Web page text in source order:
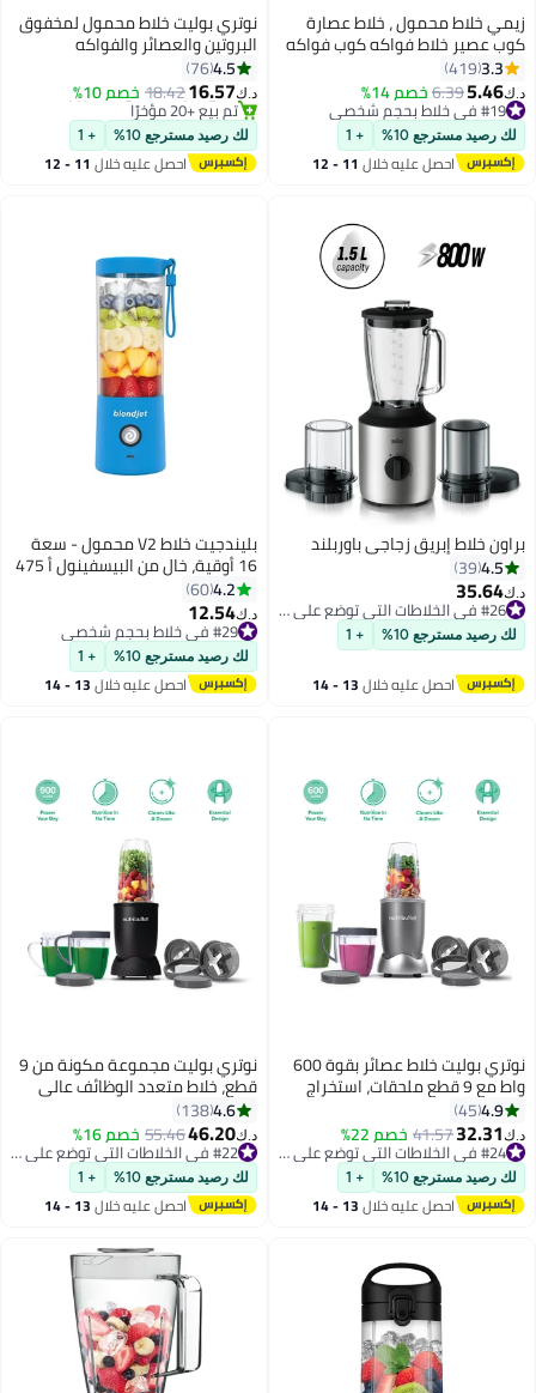
زيمي خلاط محمول ، خلاط عصارة
كوب عصير خلاط فواكه كوب فواكه
محمول ، كوب عصير بحجم شخصي
قابل لإعادة الشحن USB ، خلاط
شخصي للعصائر والعصائر ، كوب
عصير للسفر 400 مل
3.3
419
د.ك‏5.46
6.39خصم 14% #19 في خلاط بحجم شخصي
تم بيع +20 مؤخرًا
#19 في خلاط بحجم شخصي
لك رصيد مسترجع 10% + 1
احصل عليه خلال 11 - 12
نوتري بوليت خلاط محمول لمخفوق
البروتين والعصائر والفواكه
المجمدة والثلج، بلاستيك تريتان،
خالي من مادة BPA مع غطاء رشفة
بمقبض، بطارية USB-C قابلة لإعادة
الشحن بقدرة 2200 مللي أمبير في
الساعة، أجزاء آمنة للغسل في
غسالة الأطباق،
4.5
76
د.ك‏16.57
18.42خصم 10%
#14 في خلاط بحجم شخصي
باقي 1 وحدات في المخزون
تم بيع +20 مؤخرًا
#14 في خلاط بحجم شخصي
لك رصيد مسترجع 10% + 1
احصل عليه خلال 11 - 12
براون خلاط إبريق زجاجي باوربلند
4.5
39
د.ك‏35.64
#26 في الخلاطات التي توضع على الموائد
#26 في الخلاطات التي توضع على الموائد لك رصيد مسترجع 10% + 1
احصل عليه خلال 13 - 14
بليندجيت خلاط V2 محمول - سعة
16 أوقية، خال من البيسفينول أ 475
ml 200 W BJ-V2X-Ocean أوشن
4.2
60
د.ك‏12.54
#29 في خلاط بحجم شخصي
تم بيع +10 مؤخرًا
#29 في خلاط بحجم شخصي
لك رصيد مسترجع 10% + 1
احصل عليه خلال 13 - 14
نوتري بوليت خلاط عصائر بقوة 600
واط مع 9 قطع ملحقات، استخراج
مغذيات متعدد الوظائف، صانع
سموزي، سهل التنظيف، NBR-
1312M، ضمان لمدة سنة
4.9
45
د.ك‏32.31
41.57خصم 22%
تم بيع +10 مؤخرًا
لك رصيد مسترجع 10% + 1
احصل عليه خلال 13 - 14
نوتري بوليت مجموعة مكونة من 9
قطع، خلاط متعدد الوظائف عالي
السرعة، نظام خلاط مع مستخرج
المغذيات، صانع العصائر، أسود
بالكامل
4.6
138
د.ك‏46.20
55.46خصم 16%
تم بيع +10 مؤخرًا
لك رصيد مسترجع 10% + 1
احصل عليه خلال 13 - 14